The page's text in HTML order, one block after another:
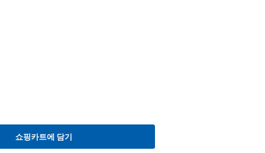
쇼핑카트에 담기